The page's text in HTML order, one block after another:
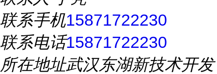
联系手机15871722230
联系电话15871722230
所在地址武汉东湖新技术开发